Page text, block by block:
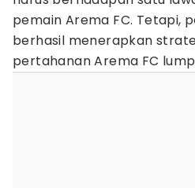
pemain Arema FC. Tetapi,
berhasil menerapkan
pertahanan Arema FC